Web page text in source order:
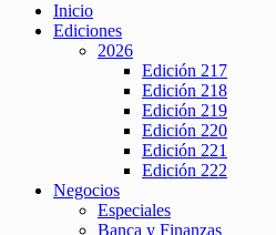
Inicio
Ediciones
2026
Edición 217
Edición 218
Edición 219
Edición 220
Edición 221
Edición 222
Negocios
Especiales
Banca y Finanzas